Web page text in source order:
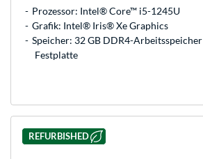
Prozessor: Intel® Core™ i5-1245U
Grafik: Intel® Iris® Xe Graphics
Speicher: 32 GB DDR4-Arbeitsspeicher
Festplatte
REFURBISHED